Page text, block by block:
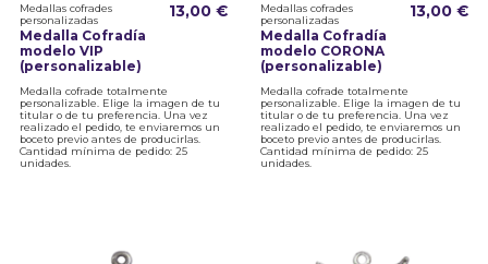
Medallas cofrades
personalizadas
Medalla Cofradía
modelo VIP
(personalizable)
13,00 €
Medalla cofrade totalmente
personalizable. Elige la imagen de tu
titular o de tu preferencia. Una vez
realizado el pedido, te enviaremos un
boceto previo antes de producirlas.
Cantidad mínima de pedido: 25
unidades.
Medallas cofrades
personalizadas
Medalla Cofradía
modelo CORONA
(personalizable)
13,00 €
Medalla cofrade totalmente
personalizable. Elige la imagen de tu
titular o de tu preferencia. Una vez
realizado el pedido, te enviaremos un
boceto previo antes de producirlas.
Cantidad mínima de pedido: 25
unidades.